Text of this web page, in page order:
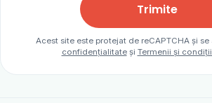
Trimite
Acest site este protejat de reCAPTCHA și se
confidențialitateși Termenii și